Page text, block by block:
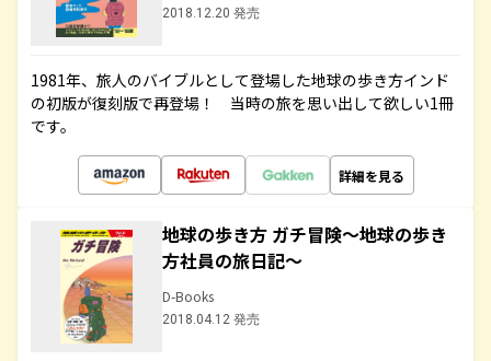
2018.12.20 発売
1981年、旅人のバイブルとして登場した地球の歩き方インド
の初版が復刻版で再登場！ 当時の旅を思い出して欲しい1冊
です。
詳細を見る
地球の歩き方 ガチ冒険～地球の歩き
方社員の旅日記～
D-Books
2018.04.12 発売